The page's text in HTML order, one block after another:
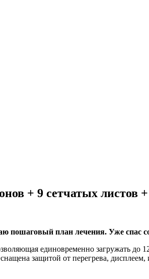
+ 9 сетчатых
пошаговый план лечения. Уже спас
единовременно загружать до
защитой от перегрева,